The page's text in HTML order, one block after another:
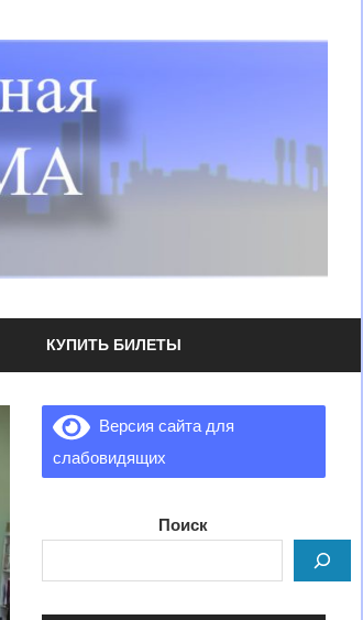
КУПИТЬ БИЛЕТЫ
Версия сайта для
слабовидящих
Поиск